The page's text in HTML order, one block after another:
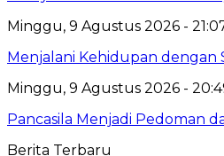
Minggu, 9 Agustus 2026 -
Menjalani Kehidupan dengan
Minggu, 9 Agustus 2026 -
Pancasila Menjadi Pedoman
Berita Terbaru